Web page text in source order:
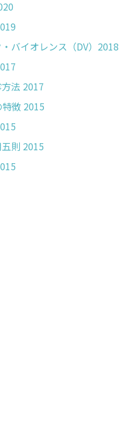
バイオレンス（DV）2018
法 2017
徴 2015
則 2015